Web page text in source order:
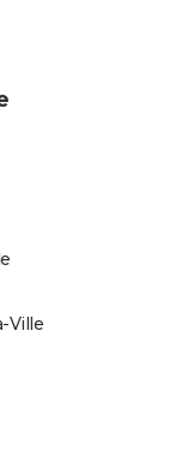
Ville